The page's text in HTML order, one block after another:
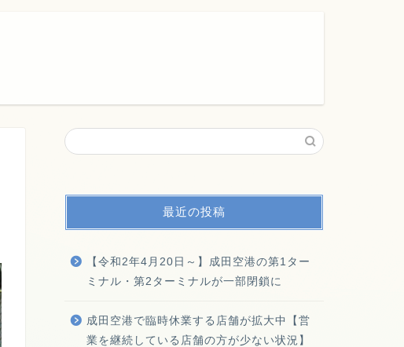
最近の投稿
【令和2年4月20日～】成田空港の第1ター
ミナル・第2ターミナルが一部閉鎖に
成田空港で臨時休業する店舗が拡大中【営
業を継続している店舗の方が少ない状況】